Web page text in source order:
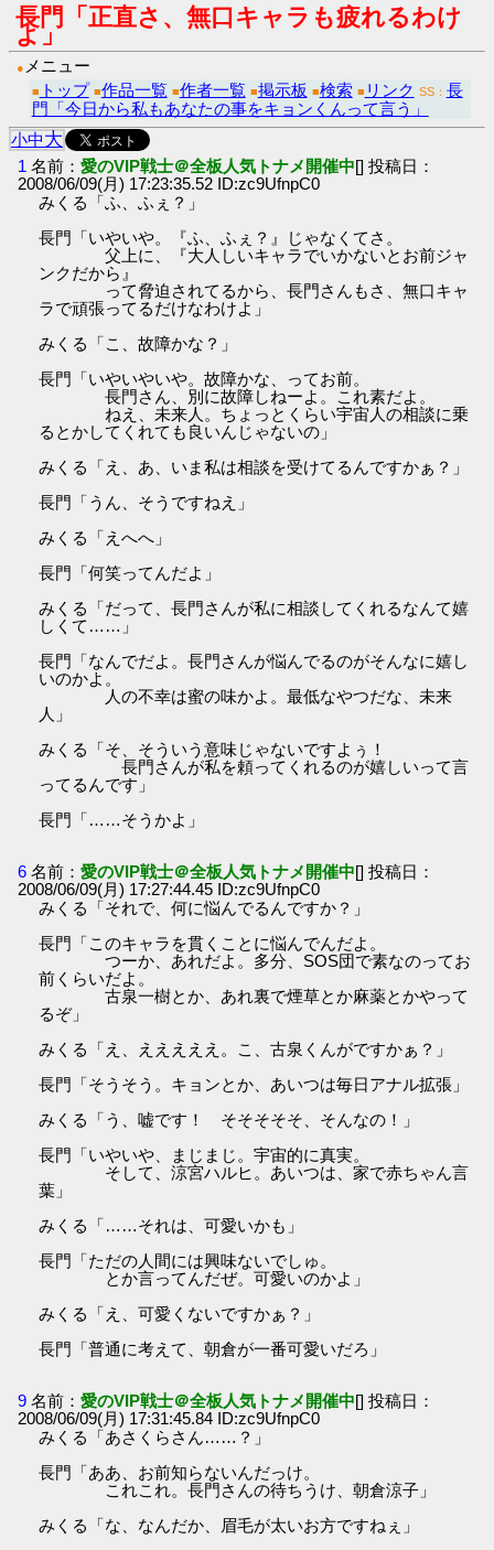
長門「正直さ、無口キャラも疲れるわけ
よ」
● メニュー
■ トップ ■作品一覧 ■作者一覧 ■掲示板 ■検索 ■ リンク SS： 長
門「今日から私もあなたの事をキョンくんって言う」
小中大
1 名前：愛のVIP戦士＠全板人気トナメ開催中[] 投稿日：
2008/06/09(月) 17:23:35.52 ID:zc9UfnpC0
みくる「ふ、ふぇ？」
長門「いやいや。『ふ、ふぇ？』じゃなくてさ。
父上に、『大人しいキャラでいかないとお前ジャ
ンクだから』
って脅迫されてるから、長門さんもさ、無口キャ
ラで頑張ってるだけなわけよ」
みくる「こ、故障かな？」
長門「いやいやいや。故障かな、ってお前。
長門さん、別に故障しねーよ。これ素だよ。
ねえ、未来人。ちょっとくらい宇宙人の相談に乗
るとかしてくれても良いんじゃないの」
みくる「え、あ、いま私は相談を受けてるんですかぁ？」
長門「うん、そうですねえ」
みくる「えへへ」
長門「何笑ってんだよ」
みくる「だって、長門さんが私に相談してくれるなんて嬉
しくて……」
長門「なんでだよ。長門さんが悩んでるのがそんなに嬉し
いのかよ。
人の不幸は蜜の味かよ。最低なやつだな、未来
人」
みくる「そ、そういう意味じゃないですよぅ！
長門さんが私を頼ってくれるのが嬉しいって言
ってるんです」
長門「……そうかよ」
6 名前：愛のVIP戦士＠全板人気トナメ開催中[] 投稿日：
2008/06/09(月) 17:27:44.45 ID:zc9UfnpC0
みくる「それで、何に悩んでるんですか？」
長門「このキャラを貫くことに悩んでんだよ。
つーか、あれだよ。多分、SOS団で素なのってお
前くらいだよ。
古泉一樹とか、あれ裏で煙草とか麻薬とかやって
るぞ」
みくる「え、えええええ。こ、古泉くんがですかぁ？」
長門「そうそう。キョンとか、あいつは毎日アナル拡張」
みくる「う、嘘です！ そそそそそ、そんなの！」
長門「いやいや、まじまじ。宇宙的に真実。
そして、涼宮ハルヒ。あいつは、家で赤ちゃん言
葉」
みくる「……それは、可愛いかも」
長門「ただの人間には興味ないでしゅ。
とか言ってんだぜ。可愛いのかよ」
みくる「え、可愛くないですかぁ？」
長門「普通に考えて、朝倉が一番可愛いだろ」
9 名前：愛のVIP戦士＠全板人気トナメ開催中[] 投稿日：
2008/06/09(月) 17:31:45.84 ID:zc9UfnpC0
みくる「あさくらさん……？」
長門「ああ、お前知らないんだっけ。
これこれ。長門さんの待ちうけ、朝倉涼子」
みくる「な、なんだか、眉毛が太いお方ですねぇ」